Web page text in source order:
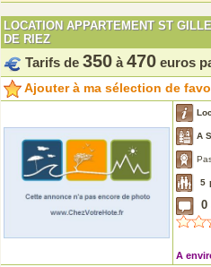
LOCATION APPARTEMENT ST
DE RIEZ
Tarifs de 350 à 470 euros
Ajouter à ma sélection de
A
5
0
A